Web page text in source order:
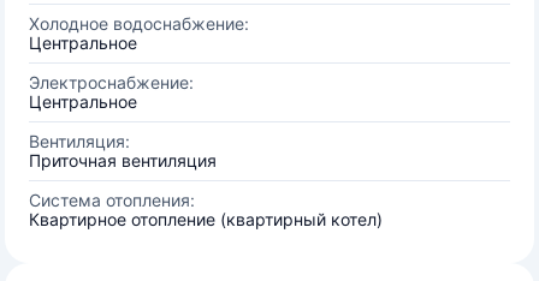
Холодное водоснабжение:
Центральное
Электроснабжение:
Центральное
Вентиляция:
Приточная вентиляция
Система отопления:
Квартирное отопление (квартирный котел)